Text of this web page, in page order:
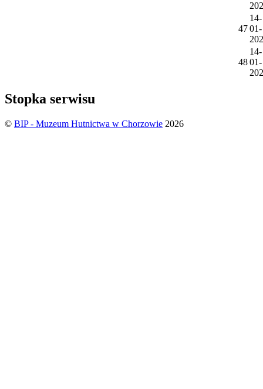
47
14-
01-
48
14-
01-
Stopka serwisu
© BIP - Muzeum Hutnictwa w Chorzowie 2026